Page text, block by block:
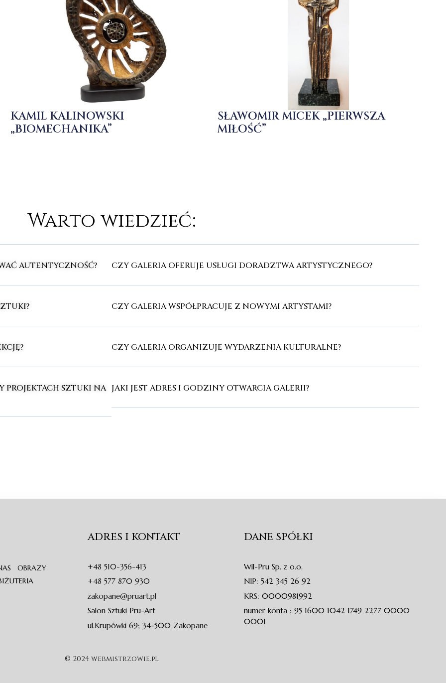
KAMIL KALINOWSKI
„BIOMECHANIKA”
SŁAWOMIR MICEK „PIERWSZA
MIŁOŚĆ”
Warto wiedzieć:
AUTENTYCZNOŚĆ?
PROJEKTACH SZTUKI NA
CZY GALERIA OFERUJE USŁUGI DORADZTWA ARTYSTYCZNEGO?
CZY GALERIA WSPÓŁPRACUJE Z NOWYMI ARTYSTAMI?
CZY GALERIA ORGANIZUJE WYDARZENIA KULTURALNE?
JAKI JEST ADRES I GODZINY OTWARCIA GALERII?
OBRAZY
ADRES I KONTAKT
+48 510-356-413
+48 577 870 930
zakopane@pruart.pl
Salon Sztuki Pru-Art
ul.Krupówki 69; 34-500 Zakopane
DANE SPÓŁKI
Wil-Pru Sp. z o.o.
NIP: 542 345 26 92
KRS: 0000981992
numer konta : 95 1600 1042 1749 2277 0000
0001
© 2024 webmistrzowie.pl